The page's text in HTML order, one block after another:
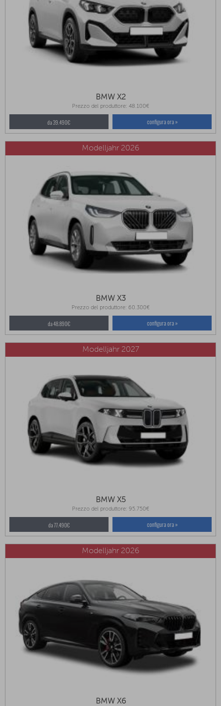
BMW X2
Prezzo del produttore: 48.100€
da 39.490€ configura ora »
Modelljahr 2026
BMW X3
Prezzo del produttore: 60.300€
da 48.890€ configura ora »
Modelljahr 2027
BMW X5
Prezzo del produttore: 95.750€
da 77.490€ configura ora »
Modelljahr 2026
BMW X6